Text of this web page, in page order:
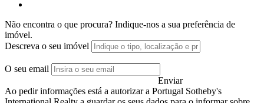
Não encontra o que procura? Indique-nos a sua preferência de
imóvel.
Descreva o seu imóvel
O seu email
Enviar
Ao pedir informações está a autorizar a Portugal Sotheby's